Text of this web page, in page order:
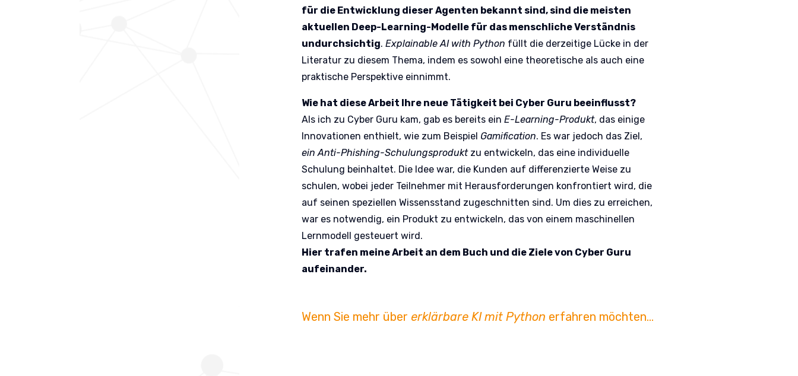
für die Entwicklung dieser Agenten bekannt sind, sind die meisten
aktuellen Deep-Learning-Modelle für das menschliche Verständnis
undurchsichtig. Explainable AI with Python füllt die derzeitige Lücke in der
Literatur zu diesem Thema, indem es sowohl eine theoretische als auch eine
praktische Perspektive einnimmt.
Wie hat diese Arbeit Ihre neue Tätigkeit bei Cyber Guru beeinflusst?
Als ich zu Cyber Guru kam, gab es bereits ein E-Learning-Produkt, das einige
Innovationen enthielt, wie zum Beispiel Gamification. Es war jedoch das Ziel,
ein Anti-Phishing-Schulungsprodukt zu entwickeln, das eine individuelle
Schulung beinhaltet. Die Idee war, die Kunden auf differenzierte Weise zu
schulen, wobei jeder Teilnehmer mit Herausforderungen konfrontiert wird, die
auf seinen speziellen Wissensstand zugeschnitten sind. Um dies zu erreichen,
war es notwendig, ein Produkt zu entwickeln, das von einem maschinellen
Lernmodell gesteuert wird.
Hier trafen meine Arbeit an dem Buch und die Ziele von Cyber Guru
aufeinander.
Wenn Sie mehr über erklärbare KI mit Python erfahren möchten…